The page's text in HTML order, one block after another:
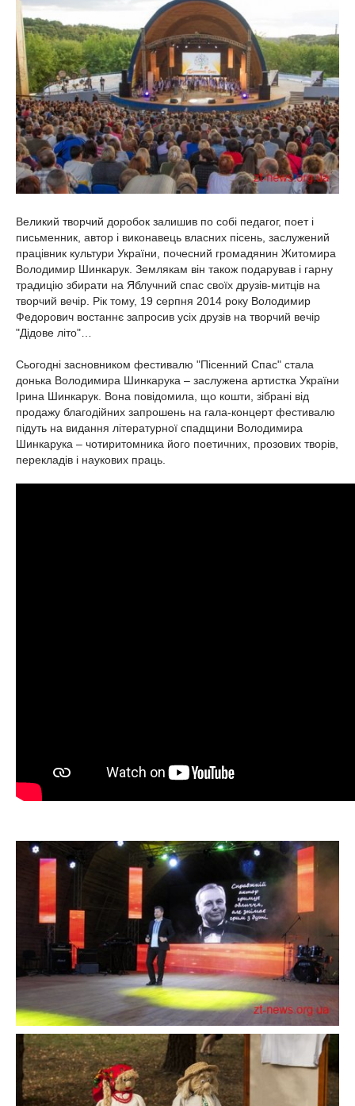
Великий творчий доробок залишив по собі педагог, поет і
письменник, автор і виконавець власних пісень, заслужений
працівник культури України, почесний громадянин Житомира
Володимир Шинкарук. Землякам він також подарував і гарну
традицію збирати на Яблучний спас своїх друзів-митців на
творчий вечір. Рік тому, 19 серпня 2014 року Володимир
Федорович востаннє запросив усіх друзів на творчий вечір
"Дідове літо"…
Сьогодні засновником фестивалю "Пісенний Спас" стала
донька Володимира Шинкарука – заслужена артистка України
Ірина Шинкарук. Вона повідомила, що кошти, зібрані від
продажу благодійних запрошень на гала-концерт фестивалю
підуть на видання літературної спадщини Володимира
Шинкарука – чотиритомника його поетичних, прозових творів,
перекладів і наукових праць.